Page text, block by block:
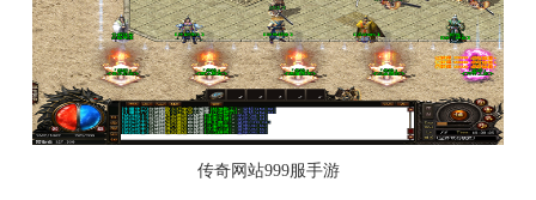
传奇网站999服手游